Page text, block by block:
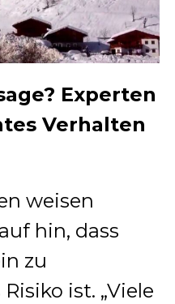
Experten
Verhalten
weisen
hin, dass
zu
ist. „Viele